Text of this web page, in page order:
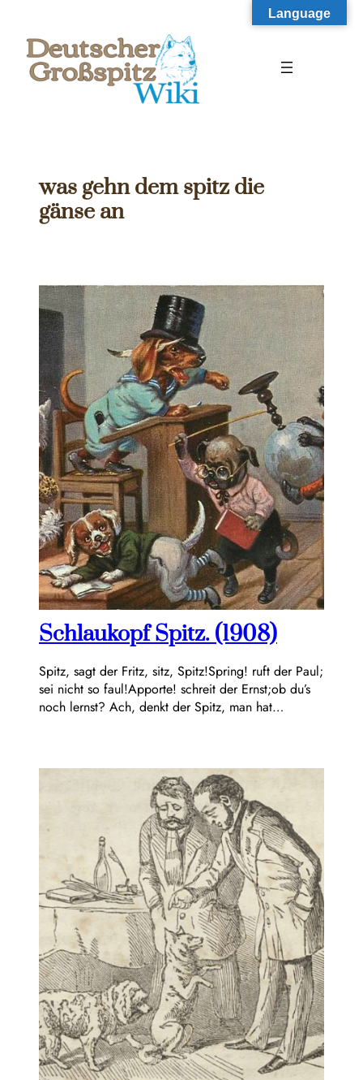
springen
was gehn dem spitz die
gänse an
Schlaukopf Spitz. (1908)
Spitz, sagt der Fritz, sitz, Spitz!Spring! ruft der Paul;
sei nicht so faul!Apporte! schreit der Ernst;ob du’s
noch lernst? Ach, denkt der Spitz, man hat…
Language